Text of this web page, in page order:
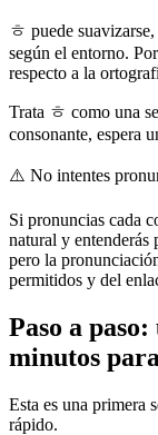
ㅎ puede
según el entorno.
respecto a la
Trata ㅎ como una
consonante, espera
⚠️ No intentes
Si pronuncias cada
natural y entenderás
pero la
permitidos y del
Paso a
minutos
Esta es una primera
rápido.